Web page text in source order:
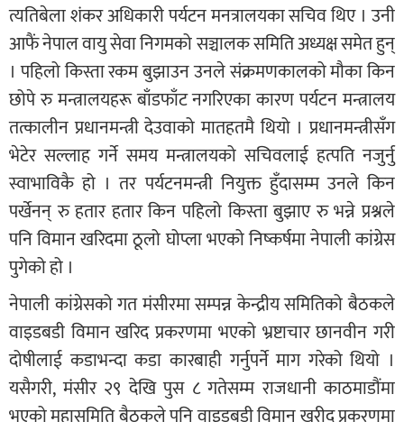
त्यतिबेला शंकर अधिकारी पर्यटन मनत्रालयका सचिव थिए । उनी
आफैं नेपाल वायु सेवा निगमको सञ्चालक समिति अध्यक्ष समेत हुन्
। पहिलो किस्ता रकम बुझाउन उनले संक्रमणकालको मौका किन
छोपे रु मन्त्रालयहरू बाँडफाँट नगरिएका कारण पर्यटन मन्त्रालय
तत्कालीन प्रधानमन्त्री देउवाको मातहतमै थियो । प्रधानमन्त्रीसँग
भेटेर सल्लाह गर्ने समय मन्त्रालयको सचिवलाई हत्पति नजुर्नु
स्वाभाविकै हो । तर पर्यटनमन्त्री नियुक्त हुँदासम्म उनले किन
पर्खेनन् रु हतार हतार किन पहिलो किस्ता बुझाए रु भन्ने प्रश्नले
पनि विमान खरिदमा ठूलो घोप्ला भएको निष्कर्षमा नेपाली कांग्रेस
पुगेको हो ।
नेपाली कांग्रेसको गत मंसीरमा सम्पन्न केन्द्रीय समितिको बैठकले
वाइडबडी विमान खरिद प्रकरणमा भएको भ्रष्टाचार छानवीन गरी
दोषीलाई कडाभन्दा कडा कारबाही गर्नुपर्ने माग गरेको थियो ।
यसैगरी, मंसीर २९ देखि पुस ८ गतेसम्म राजधानी काठमाडौंमा